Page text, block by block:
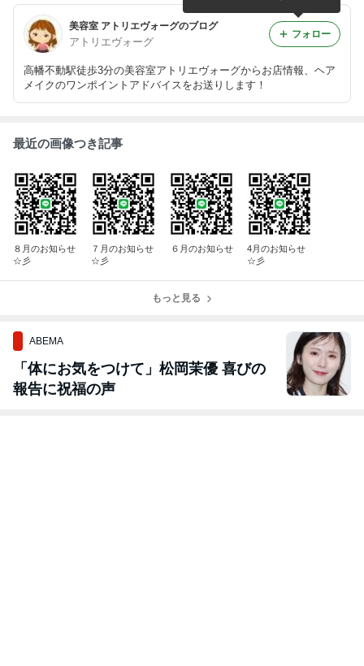
美容室 アトリエヴォーグのブログ
アトリエヴォーグ
高幡不動駅徒歩3分の美容室アトリエヴォーグからお店情報、ヘア
メイクのワンポイントアドバイスをお送りします！
フォロー
最近の画像つき記事
８月のお知らせ
☆彡
７月のお知らせ
☆彡
６月のお知らせ
4月のお知らせ
☆彡
もっと見る
ABEMA
「体にお気をつけて」松岡茉優 喜びの
報告に祝福の声